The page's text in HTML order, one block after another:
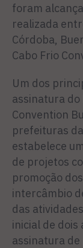
foram
realizada
Córdoba,
Cabo Frio
Um dos
assinatura do
Convention
prefeituras
estabelece
de projetos
promoção
intercâmbio
das
inicial de dois
assinatura